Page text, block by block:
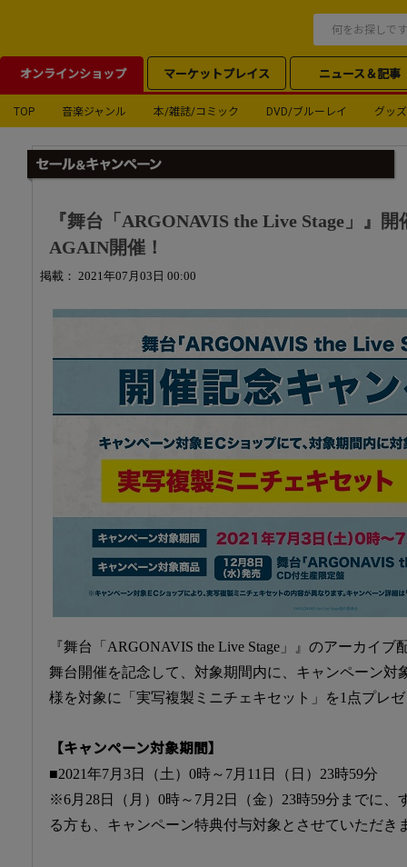
オンラインショップ マーケットプレイス ニュース＆記事
TOP 音楽ジャンル 本/雑誌/コミック DVD/ブルーレイ グッズ
『舞台「ARGONAVIS the Live Stage」』
AGAIN開催！
掲載： 2021年07月03日 00:00
『舞台「ARGONAVIS the Live Stage」』のアーカイ
舞台開催を記念して、対象期間内に、キャンペーン対
様を対象に「実写複製ミニチェキセット」を1点プレ
【キャンペーン対象期間】
■2021年7月3日（土）0時～7月11日（日）23時59分
※6月28日（月）0時～7月2日（金）23時59分までに、
る方も、キャンペーン特典付与対象とさせていただき